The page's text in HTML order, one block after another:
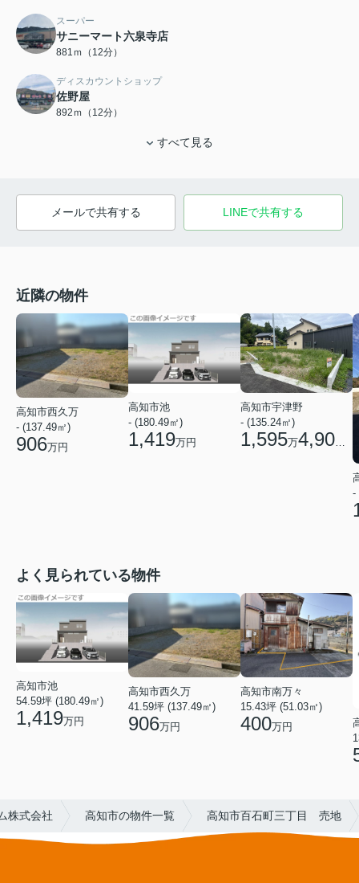
スーパー
サニーマート六泉寺店
881ｍ（12分）
ディスカウントショップ
佐野屋
892ｍ（12分）
すべて見る
メールで共有する LINEで共有する
近隣の物件
高知市西久万
- (137.49㎡)
906万円
高知市池
- (180.49㎡)
1,419万円
高知市宇津野
- (135.24㎡)
1,595万4,900
-
よく見られている物件
高知市池
54.59坪 (180.49㎡)
1,419万円
高知市西久万
41.59坪 (137.49㎡)
906万円
高知市南万々
15.43坪 (51.03㎡)
400万円
株式会社 高知市の物件一覧 高知市百石町三丁目 売地